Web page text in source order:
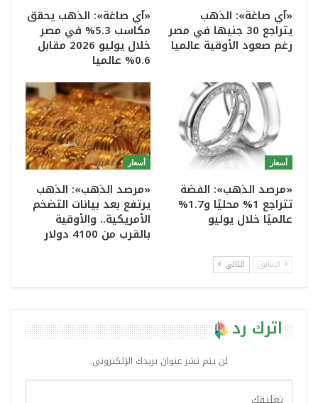
«آي صاغة»: الذهب
يتراجع 30 جنيها في مصر
رغم صعود الأوقية عالميا
«آي صاغة»: الذهب يحقق
مكاسب 5.3% في مصر
خلال يوليو 2026 مقابل
0.6% عالميا
أسعار
«مرصد الذهب»: الفضة
تتراجع 1% محليًا و1.7%
عالميًا خلال يوليو
أسعار
«مرصد الذهب»: الذهب
يرتفع بعد بيانات التضخم
الأمريكية.. والأوقية
بالقرب من 4100 دولار
السابق التالي
اترك رد
لن يتم نشر عنوان بريدك الإلكتروني.